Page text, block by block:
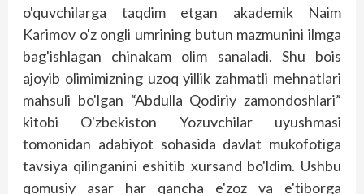
o'quvchilarga taqdim etgan akademik Naim
Karimov o'z ongli umrining butun mazmunini ilmga
bag'ishlagan chinakam olim sanaladi. Shu bois
ajoyib olimimizning uzoq yillik zahmatli mehnatlari
mahsuli bo'lgan “Abdulla Qodiriy zamondoshlari”
kitobi O'zbekiston Yozuvchilar uyushmasi
tomonidan adabiyot sohasida davlat mukofotiga
tavsiya qilinganini eshitib xursand bo'ldim. Ushbu
qomusiy asar har qancha e'zoz va e'tiborga